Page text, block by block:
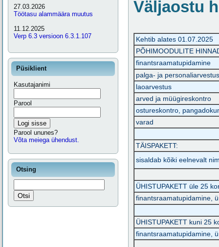
27.03.2026
Töötasu alammäära muutus
11.12.2025
Verp 6.3 versioon 6.3.1.107
Püsiklient
Kasutajanimi
Parool
Logi sisse
Parool ununes?
Võta meiega ühendust.
Otsing
Väljaostu
Kehtib alates 01.07.2025
PÕHIMOODULITE
finantsraamatupidamine
palga- ja personaliarvestus
laoarvestus
arved ja müügireskontro
ostureskontro,
varad
TÄISPAKETT:
sisaldab kõiki eelnevalt
ÜHISTUPAKETT üle 25
finantsraamatupidamine,
ÜHISTUPAKETT kuni 25
finantsraamatupidamine,